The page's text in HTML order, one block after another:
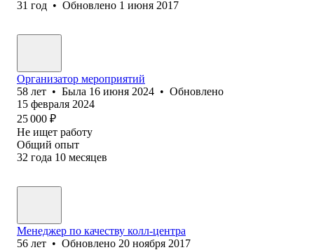
31 год • Обновлено 1 июня 2017
Организатор мероприятий
58 лет • Была 16 июня 2024 • Обновлено
15 февраля 2024
25 000 ₽
Не ищет работу
Общий опыт
32 года 10 месяцев
Менеджер по качеству колл-центра
56 лет • Обновлено 20 ноября 2017